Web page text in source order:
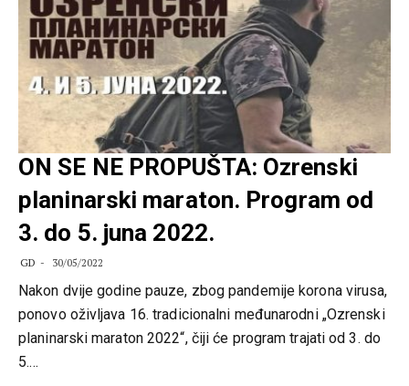
ON SE NE PROPUŠTA: Ozrenski
planinarski maraton. Program od
3. do 5. juna 2022.
GD 30/05/2022
Nakon dvije godine pauze, zbog pandemije korona virusa,
ponovo oživljava 16. tradicionalni međunarodni „Ozrenski
planinarski maraton 2022“, čiji će program trajati od 3. do
5.…